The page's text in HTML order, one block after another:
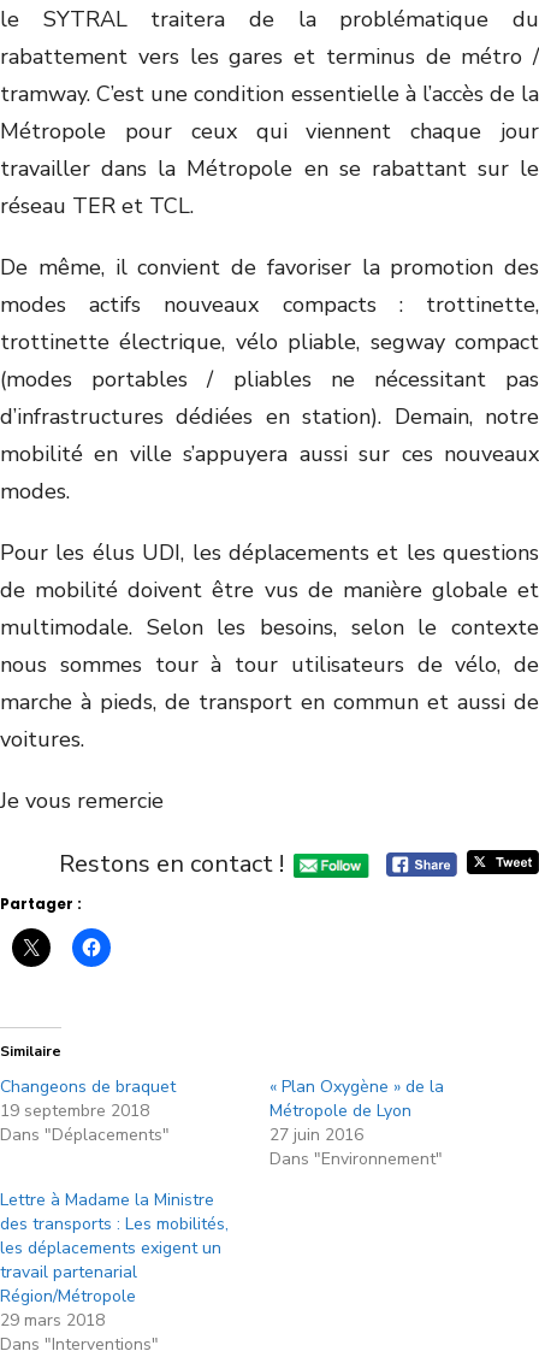
le SYTRAL traitera de la problématique du
rabattement vers les gares et terminus de métro /
tramway. C’est une condition essentielle à l’accès de la
Métropole pour ceux qui viennent chaque jour
travailler dans la Métropole en se rabattant sur le
réseau TER et TCL.
De même, il convient de favoriser la promotion des
modes actifs nouveaux compacts : trottinette,
trottinette électrique, vélo pliable, segway compact
(modes portables / pliables ne nécessitant pas
d’infrastructures dédiées en station). Demain, notre
mobilité en ville s’appuyera aussi sur ces nouveaux
modes.
Pour les élus UDI, les déplacements et les questions
de mobilité doivent être vus de manière globale et
multimodale. Selon les besoins, selon le contexte
nous sommes tour à tour utilisateurs de vélo, de
marche à pieds, de transport en commun et aussi de
voitures.
Je vous remercie
Restons en contact !
Partager :
Similaire
Changeons de braquet
19 septembre 2018
Dans "Déplacements"
« Plan Oxygène » de la
Métropole de Lyon
27 juin 2016
Dans "Environnement"
Lettre à Madame la Ministre
des transports : Les mobilités,
les déplacements exigent un
travail partenarial
Région/Métropole
29 mars 2018
Dans "Interventions"